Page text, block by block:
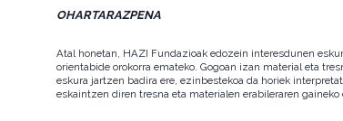
OHARTARAZPENA
Atal honetan, HAZI Fundazioak edozein interesdunen
orientabide orokorra emateko. Gogoan izan material eta
eskura jartzen badira ere, ezinbestekoa da horiek
eskaintzen diren tresna eta materialen erabileraren